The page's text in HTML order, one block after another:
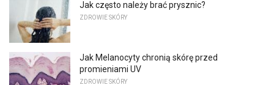
Jak często należy brać prysznic?
ZDROWIE SKÓRY
Jak Melanocyty chronią skórę przed
promieniami UV
ZDROWIE SKÓRY